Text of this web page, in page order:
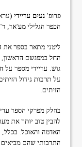
פרופ' נעים עריידי
הכפר הגלילי מע'אר,
ליטני מתאר בספר את
החל במפגשם הראשון,
גוש. עריידי מספר על
על תרבות גידול
הזיתים.
בחלק מפרקי הספר
להבין טוב יותר את
האדמה והאוכל. בכלל,
התרבותי שהם מביאים